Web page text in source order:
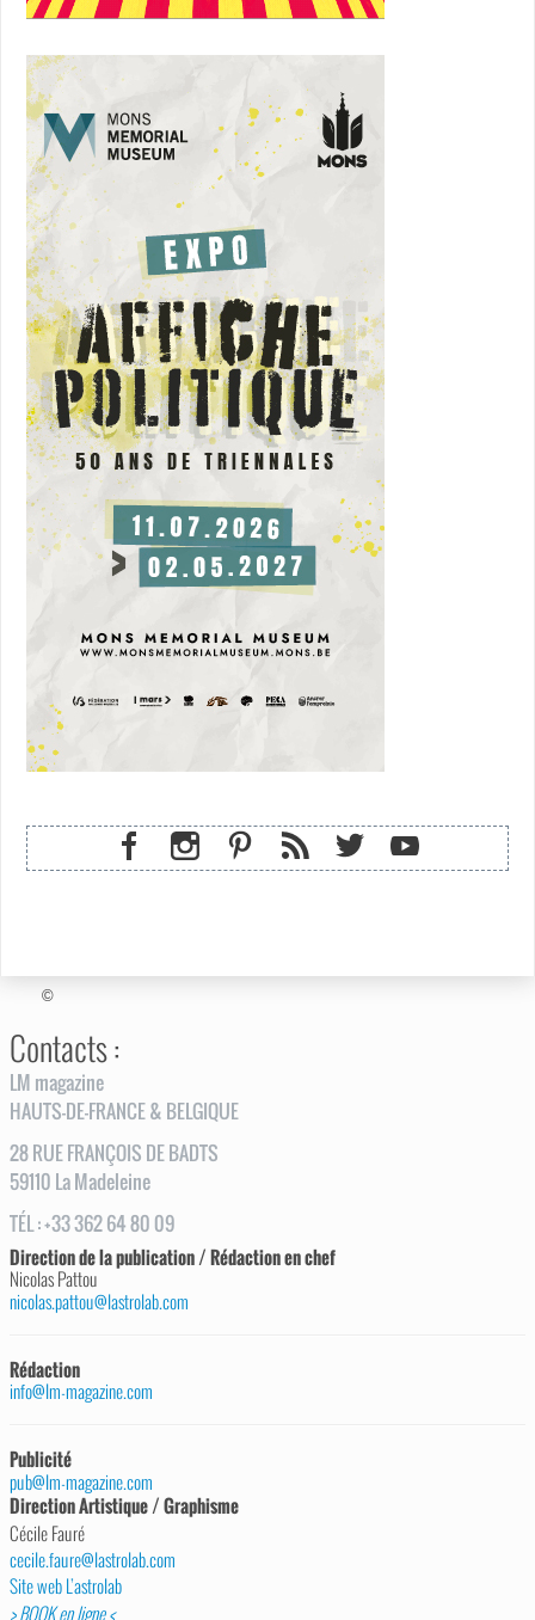
©
Contacts :
LM magazine
HAUTS-DE-FRANCE & BELGIQUE
28RUEFRANÇOIS DE BADTS
59110 La Madeleine
TÉL:+33 362 64 80 09
Direction de la publication / Rédaction en chef
Nicolas Pattou
nicolas.pattou@lastrolab.com
Rédaction
info@lm-magazine.com
Publicité
pub@lm-magazine.com
Direction Artistique / Graphisme
Cécile Fauré
cecile.faure@lastrolab.com
Site web L’astrolab
> BOOK en ligne <